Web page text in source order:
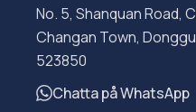
No. 5, Shanquan Road,
Changan Town,
523850
Chatta på WhatsApp